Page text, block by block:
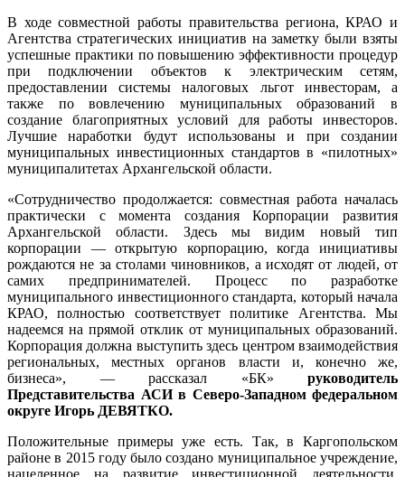
В ходе совместной работы правительства региона, КРАО и
Агентства стратегических инициатив на заметку были взяты
успешные практики по повышению эффективности процедур
при подключении объектов к электрическим сетям,
предоставлении системы налоговых льгот инвесторам, а
также по вовлечению муниципальных образований в
создание благоприятных условий для работы инвесторов.
Лучшие наработки будут использованы и при создании
муниципальных инвестиционных стандартов в «пилотных»
муниципалитетах Архангельской области.
«Сотрудничество продолжается: совместная работа началась
практически с момента создания Корпорации развития
Архангельской области. Здесь мы видим новый тип
корпорации — открытую корпорацию, когда инициативы
рождаются не за столами чиновников, а исходят от людей, от
самих предпринимателей. Процесс по разработке
муниципального инвестиционного стандарта, который начала
КРАО, полностью соответствует политике Агентства. Мы
надеемся на прямой отклик от муниципальных образований.
Корпорация должна выступить здесь центром взаимодействия
региональных, местных органов власти и, конечно же,
бизнеса», — рассказал «БК» руководитель
Представительства АСИ в Северо-Западном федеральном
округе Игорь ДЕВЯТКО.
Положительные примеры уже есть. Так, в Каргопольском
районе в 2015 году было создано муниципальное учреждение,
нацеленное на развитие инвестиционной деятельности,